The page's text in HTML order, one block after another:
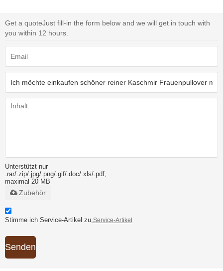
Get a quoteJust fill-in the form below and we will get in touch with
you within 12 hours.
Unterstützt nur
.rar/.zip/.jpg/.png/.gif/.doc/.xls/.pdf,
maximal 20 MB
Zubehör
Stimme ich Service-Artikel zu,Service-Artikel
Senden